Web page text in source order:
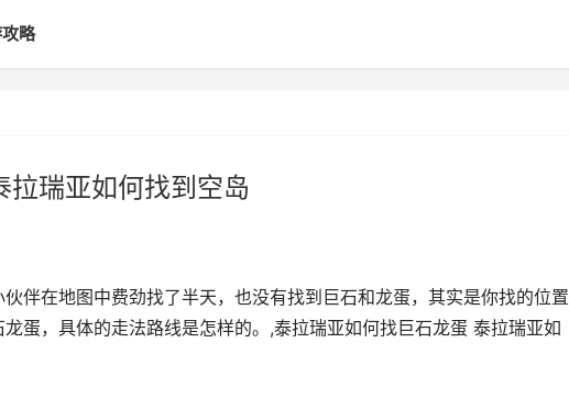
略
拉瑞亚如何找到空岛
伴在地图中费劲找了半天，也没有找到巨石和龙蛋，其实是你找的位置
蛋，具体的走法路线是怎样的。,泰拉瑞亚如何找巨石龙蛋 泰拉瑞亚如